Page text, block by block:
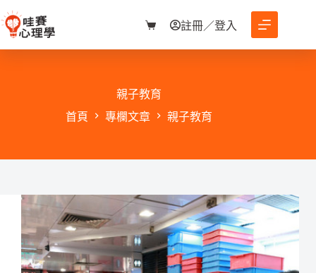
至
購
物
註冊／登入
親子教育
首頁
專欄文章 親子教育